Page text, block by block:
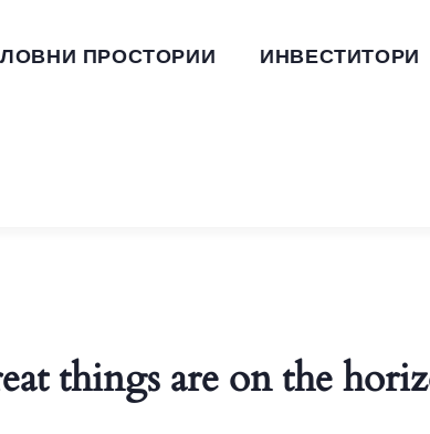
ПРОСТОРИИ ИНВЕСТИТОРИ
things are on the